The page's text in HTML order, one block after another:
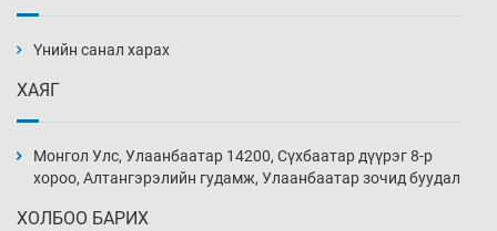
3 цаг 53 мин
4 цаг 8 мин
Үнийн санал харах
ХАЯГ
Монгол Улс, Улаанбаатар 14200, Сүхбаатар дүүрэг 8-р
хороо, Алтангэрэлийн гудамж, Улаанбаатар зочид буудал
ХОЛБОО БАРИХ